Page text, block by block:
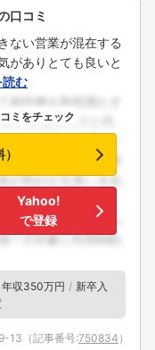
口コミ
ない営業が混在する
がありとても良いと
む
ミをチェック
Yahoo!
で登録
年収350万円
新卒入
13 （記事番号:750834 ）